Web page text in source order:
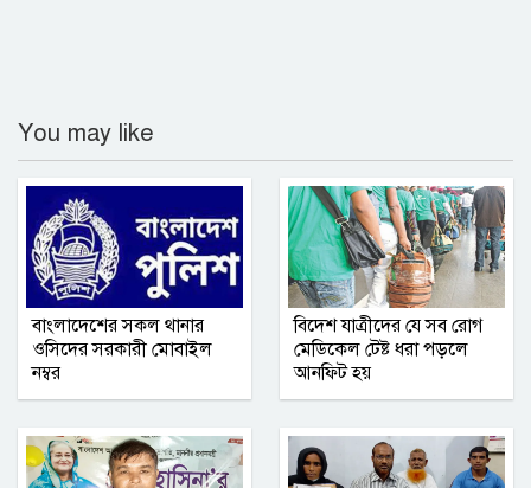
গণমাধ্যমে সংবাদ প্রকাশের সিলেট টিটিসির
প্রতারক ড্রাইভার বিল্লাল আটক
বৃহত্তর নোয়াখালী অঞ্চলে আনুষ্ঠানিক যাত্রা
শুরু করল আশা সিমেন্ট
সম্মিলিত সাংবাদিক পরিষদ (এসএসপি) ঢাকা
মহানগর কমিটির অভিষেক অনুষ্ঠিত
You may like
বাংলাদেশের সকল থানার
ওসিদের সরকারী মোবাইল
নম্বর
বিদেশ যাত্রীদের যে সব রোগ
মেডিকেল টেষ্ট ধরা পড়লে
আনফিট হয়